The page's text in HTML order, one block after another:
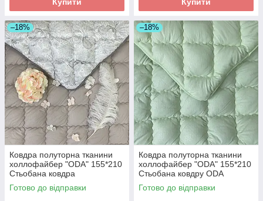
Купити Купити
–18%
Ковдра полуторна тканини
холлофайбер "ODA" 155*210
Стьобана ковдра
Готово до відправки
–18%
Ковдра полуторна тканини
холлофайбер "ODA" 155*210
Стьобана ковдру ODA
Готово до відправки